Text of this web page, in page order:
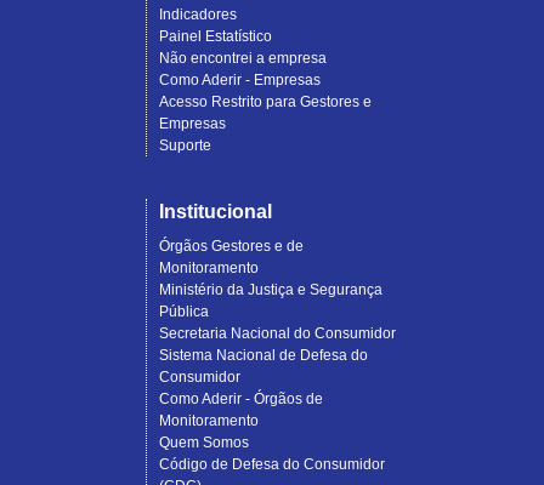
Indicadores
Painel Estatístico
Não encontrei a empresa
Como Aderir - Empresas
Acesso Restrito para Gestores e
Empresas
Suporte
Institucional
Órgãos Gestores e de
Monitoramento
Ministério da Justiça e Segurança
Pública
Secretaria Nacional do Consumidor
Sistema Nacional de Defesa do
Consumidor
Como Aderir - Órgãos de
Monitoramento
Quem Somos
Código de Defesa do Consumidor